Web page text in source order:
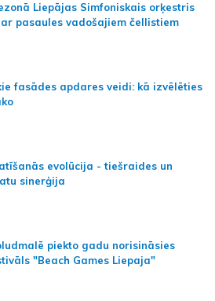
Liepājas Simfoniskais orķestris
pasaules vadošajiem čellistiem
fasādes apdares veidi: kā izvēlēties
evolūcija - tiešraides un
sinerģija
piekto gadu norisināsies
"Beach Games Liepaja"